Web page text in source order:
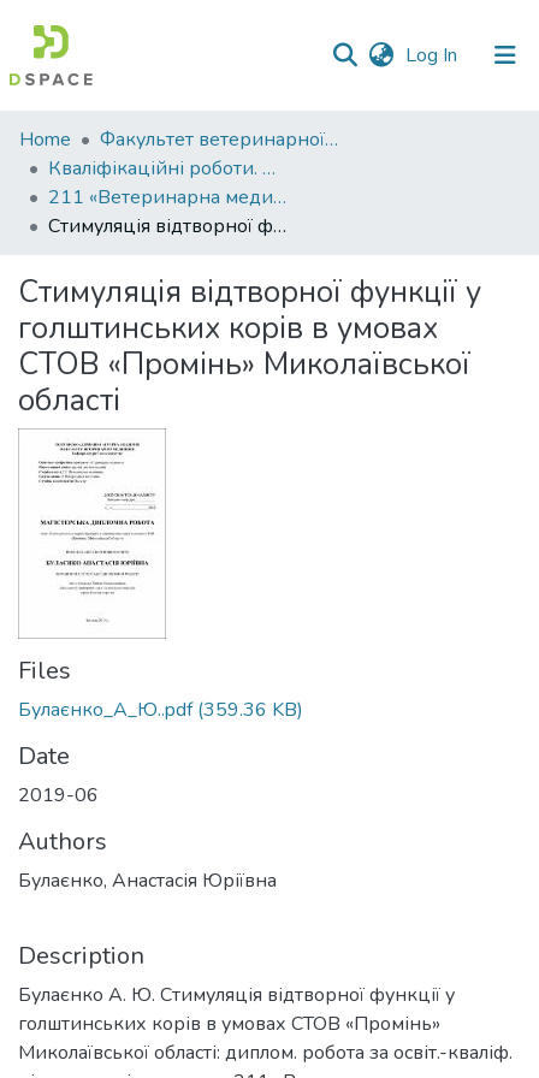
Log In (current)
Communities
&
Collections
All of DSpace
Statistics
Home
Факультет ветеринарної медицини
Кваліфікаційні роботи. Факультет ветеринарної медицини
211 «Ветеринарна медицина»
Стимуляція відтворної функції у голштинських корів в умовах СТОВ «Промінь» Миколаївської області
Стимуляція відтворної функції у
голштинських корів в умовах
СТОВ «Промінь» Миколаївської
області
Files
Булаєнко_А_Ю..pdf(359.36 KB)
Date
2019-06
Authors
Булаєнко, Анастасія Юріївна
Description
Булаєнко А. Ю. Стимуляція відтворної функції у
голштинських корів в умовах СТОВ «Промінь»
Миколаївської області: диплом. робота за освіт.-кваліф.